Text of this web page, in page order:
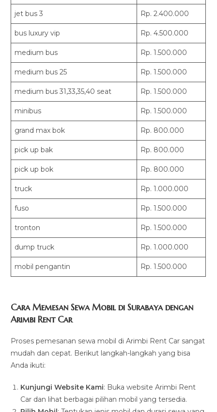
jet bus 3 Rp. 2.400.000
bus luxury vip Rp. 4.500.000
medium bus Rp. 1.500.000
medium bus 25 Rp. 1.500.000
medium bus 31,33,35,40 seat Rp. 1.500.000
minibus Rp. 1.500.000
grand max bok Rp. 800.000
pick up bak Rp. 800.000
pick up bok Rp. 800.000
truck Rp. 1.000.000
fuso Rp. 1.500.000
tronton Rp. 1.500.000
dump truck Rp. 1.000.000
mobil pengantin Rp. 1.500.000
Cara Memesan Sewa Mobil di Surabaya dengan
Arimbi Rent Car
Proses pemesanan sewa mobil di Arimbi Rent Car sangat
mudah dan cepat. Berikut langkah-langkah yang bisa
Anda ikuti:
Kunjungi Website Kami: Buka website Arimbi Rent
Car dan lihat berbagai pilihan mobil yang tersedia.